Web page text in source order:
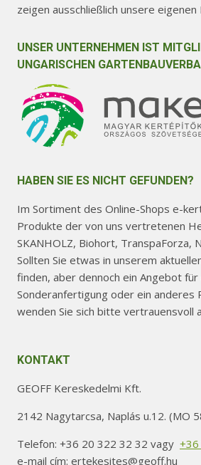
zeigen ausschließlich unsere eigenen
UNSER UNTERNEHMEN IST
UNGARISCHEN
HABEN SIE ES NICHT GEFUNDEN?
Im Sortiment des Online-Shops e-
Produkte der von uns vertretenen
SKANHOLZ, Biohort, TranspaForza,
Sollten Sie etwas in unserem
finden, aber dennoch ein Angebot für
Sonderanfertigung oder ein anderes
wenden Sie sich bitte vertrauensvoll
KONTAKT
GEOFF Kereskedelmi Kft.
2142 Nagytarcsa, Naplás u.12. (MO
Telefon: +36 20 322 32 32 vagy +36
e-mail cím: ertekesites@geoff.hu